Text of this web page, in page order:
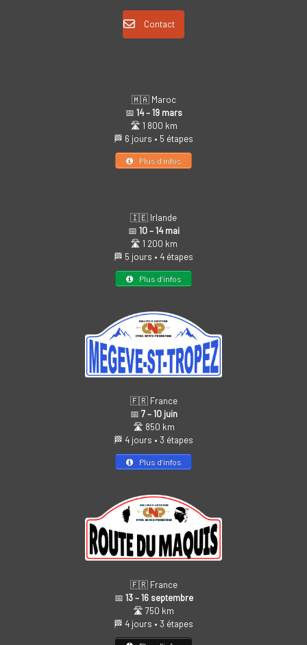
Contact
🇲🇦 Maroc
📅 14 – 19 mars
🛣️ 1 800 km
🏁 6 jours • 5 étapes
Plus d’infos
🇮🇪 Irlande
📅 10 – 14 mai
🛣️ 1 200 km
🏁 5 jours • 4 étapes
Plus d’infos
🇫🇷 France
📅 7 – 10 juin
🛣️ 850 km
🏁 4 jours • 3 étapes
Plus d’infos
🇫🇷 France
📅 13 – 16 septembre
🛣️ 750 km
🏁 4 jours • 3 étapes